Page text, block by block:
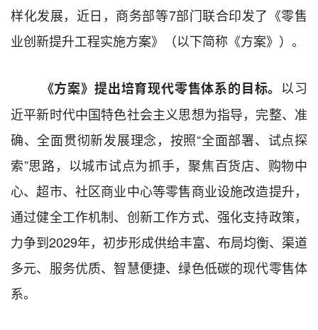
样化发展，近日，商务部等7部门联合印发了《零售
业创新提升工程实施方案》（以下简称《方案》） 。
《方案》提出培育现代零售体系的目标。 以习
近平新时代中国特色社会主义思想为指导，完整、准
确、全面贯彻新发展理念，按照“全面部署、试点探
索”思路， 以城市试点为抓手，聚焦百货店、购物中
心、超市、社区商业中心等零售商业设施改造提升，
通过健全工作机制、创新工作方式、强化支持政策，
力争到2029年，初步形成供给丰富、布局均衡、渠道
多元、服务优质、智慧便捷、绿色低碳的现代零售体
系。